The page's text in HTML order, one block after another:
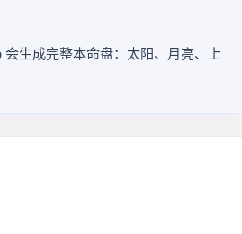
生成完整本命盘：太阳、月亮、上